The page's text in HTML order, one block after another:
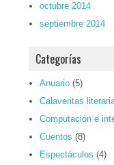
octubre 2014
septiembre 2014
Categorías
Anuario (5)
Calaveritas
Computación e
Cuentos (8)
Espectáculos (4)